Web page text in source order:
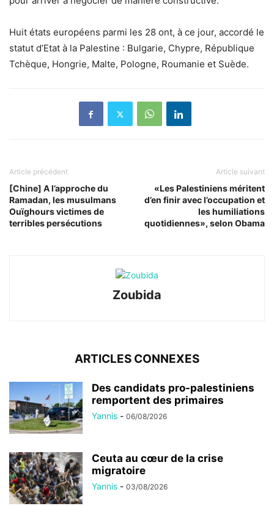
Huit états européens parmi les 28 ont, à ce jour, accordé le
statut d’Etat à la Palestine : Bulgarie, Chypre, République
Tchèque, Hongrie, Malte, Pologne, Roumanie et Suède.
Article précédent
[Chine] A l’approche du
Ramadan, les musulmans
Ouïghours victimes de
terribles persécutions
Article suivant
«Les Palestiniens méritent
d’en finir avec l’occupation et
les humiliations
quotidiennes», selon Obama
Zoubida
ARTICLES CONNEXES
Des candidats pro-palestiniens
remportent des primaires
Yannis - 06/08/2026
Ceuta au cœur de la crise
migratoire
Yannis - 03/08/2026